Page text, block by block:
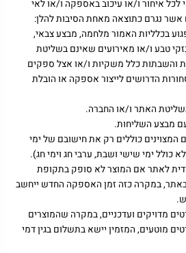
איחור ו/או עיכוב באספקה ו/או לאי
נגרם כתוצאה מאחת הסיבות להלן:
בכלליות האמור מלחמה, מבצע צבאי,
טבע ו/או מאירועים שאינם בשליטת
והשבתות כלל משקיות ו/או אצל ספקים
הדרושים לייצור אספקה או הובלת
האתר ו/או החברה.
מבצע השליחות.
המצוינים כוללים רק את חישובם של ימי
כולל ימי שישי ושבת, ערבי חג וימי חג).
לאתר אם המוצר לא סופק בתקופת
במקרה כזה זמן האספקה החדש ייחשב
מדויקים ועדכניים, במקרה שהמוצרים
מוטעים, המזמין יישא בתשלום בגין דמי